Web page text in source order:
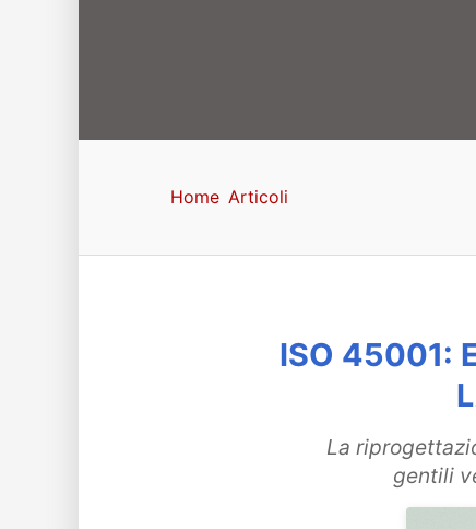
Home Articoli
ISO 45001:
La
gentili